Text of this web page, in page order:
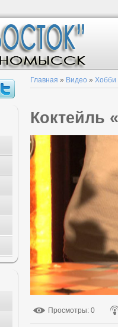
Главная » Видео » Хобби
Коктейль
Просмотры: 0